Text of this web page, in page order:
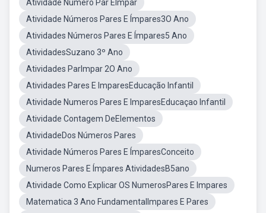
Atividade Número Par EImpar
Atividade Números Pares E Ímpares3O Ano
Atividades Números Pares E Ímpares5 Ano
AtividadesSuzano 3º Ano
Atividades ParImpar 2O Ano
Atividades Pares E ImparesEducação Infantil
Atividade Numeros Pares E ImparesEducaçao Infantil
Atividade Contagem DeElementos
AtividadeDos Números Pares
Atividade Números Pares E ÍmparesConceito
Numeros Pares E Ímpares AtividadesB5ano
Atividade Como Explicar OS NumerosPares E Impares
Matematica 3 Ano FundamentalImpares E Pares